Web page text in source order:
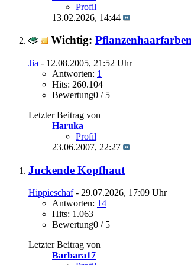
Profil
13.02.2026, 14:44
Wichtig:
Jia - 12.08.2005, 21:52 Uhr
Antworten: 1
Hits: 260.104
Bewertung0 / 5
Letzter Beitrag von
Haruka
Profil
23.06.2007, 22:27
Juckende Kopfhaut
Hippieschaf- 29.07.2026, 17:09 Uhr
Antworten: 14
Hits: 1.063
Bewertung0 / 5
Letzter Beitrag von
Barbara17